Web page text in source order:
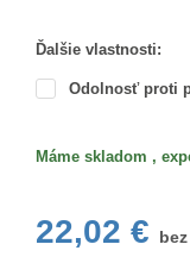
Ďalšie vlastnosti:
Odolnosť proti
Máme skladom ,
22,02 €